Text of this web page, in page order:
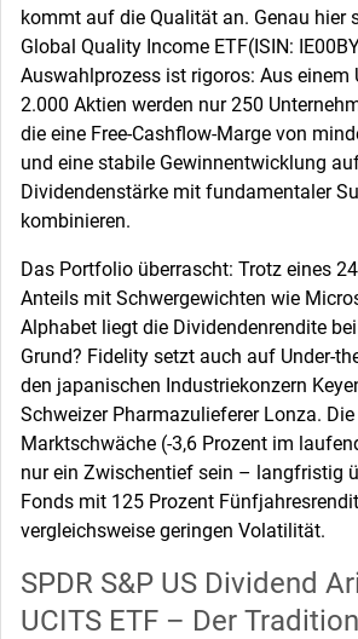
kommt auf die Qualität an. Genau hier
Global Quality Income ETF(ISIN:
Auswahlprozess ist rigoros: Aus einem
2.000 Aktien werden nur 250
die eine Free-Cashflow-Marge von
und eine stabile Gewinnentwicklung
Dividendenstärke mit fundamentaler
kombinieren.
Das Portfolio überrascht: Trotz eines
Anteils mit Schwergewichten wie
Alphabet liegt die Dividendenrendite
Grund? Fidelity setzt auch auf Under-
den japanischen Industriekonzern
Schweizer Pharmazulieferer Lonza.
Marktschwäche (-3,6 Prozent im
nur ein Zwischentief sein – langfristig
Fonds mit 125 Prozent
vergleichsweise geringen Volatilität.
SPDR S&P US Dividend
UCITS ETF – Der